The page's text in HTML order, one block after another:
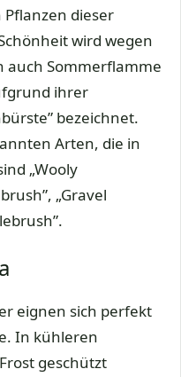
dieser
wird wegen
Sommerflamme
ihrer
bezeichnet.
Arten, die in
„Wooly
„Gravel
eignen sich perfekt
In kühleren
geschützt